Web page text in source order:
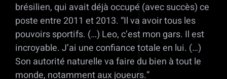
brésilien, qui avait déjà occupé (avec succès) ce
poste entre 2011 et 2013. “Il va avoir tous les
pouvoirs sportifs. (…) Leo, c’est mon gars. Il est
incroyable. J’ai une confiance totale en lui. (…)
Son autorité naturelle va faire du bien à tout le
monde, notamment aux joueurs.”